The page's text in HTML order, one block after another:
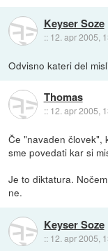
Keyser Soze
:: 12. apr 2005,
Odvisno kateri del
Thomas
:: 12. apr 2005,
Če "navaden človek",
sme povedati kar si
Je to diktatura.
ne.
Keyser Soze
:: 12. apr 2005,